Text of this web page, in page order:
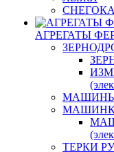
АГРЕГАТЫ
ТЕРКИ